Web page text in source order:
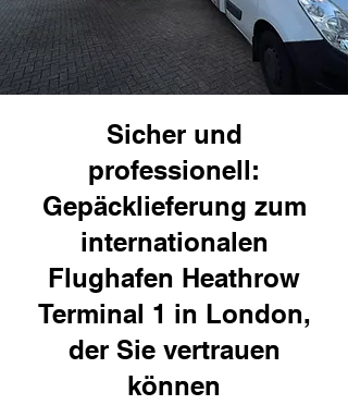
Sicher und
professionell:
Gepäcklieferung zum
internationalen
Flughafen Heathrow
Terminal 1 in London,
der Sie vertrauen
können